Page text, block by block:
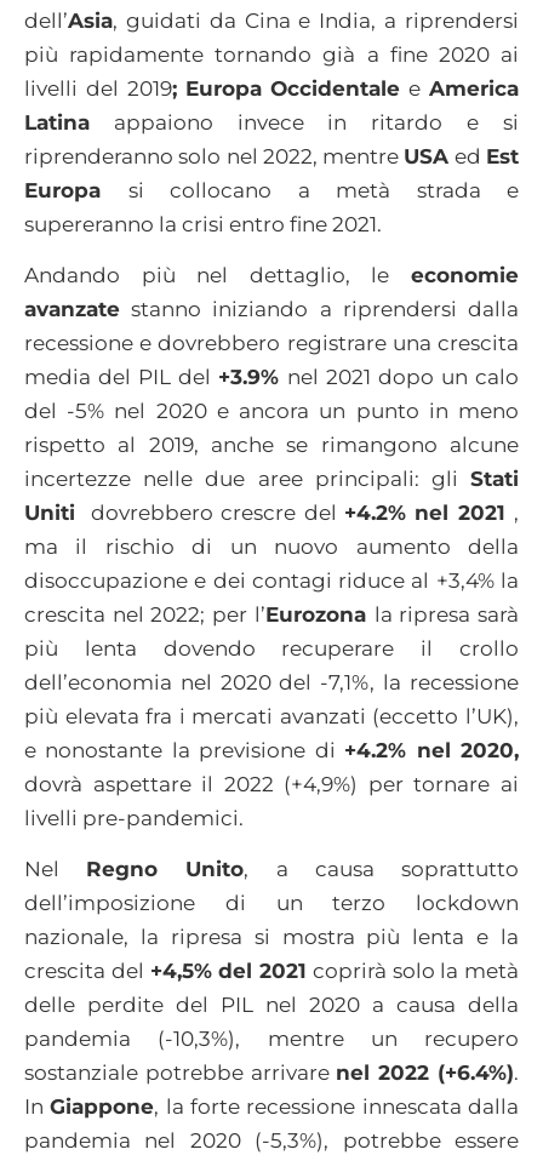
dell’Asia, guidati da Cina e India, a riprendersi
più rapidamente tornando già a fine 2020 ai
livelli del 2019; Europa Occidentale eAmerica
Latina appaiono invece in ritardo e si
riprenderanno solo nel 2022, mentre USA ed Est
Europa si collocano a metà strada e
supereranno la crisi entro fine 2021.
Andando più nel dettaglio, le economie
avanzate stanno iniziando a riprendersi dalla
recessione e dovrebbero registrare una crescita
media del PIL del +3.9% nel 2021 dopo un calo
del -5% nel 2020 e ancora un punto in meno
rispetto al 2019, anche se rimangono alcune
incertezze nelle due aree principali: gli Stati
Uniti dovrebbero crescre del +4.2% nel 2021 ,
ma il rischio di un nuovo aumento della
disoccupazione e dei contagi riduce al +3,4% la
crescita nel 2022; per l’Eurozona la ripresa sarà
più lenta dovendo recuperare il crollo
dell’economia nel 2020 del -7,1%, la recessione
più elevata fra i mercati avanzati (eccetto l’UK),
e nonostante la previsione di +4.2% nel 2020,
dovrà aspettare il 2022 (+4,9%) per tornare ai
livelli pre-pandemici.
Nel Regno Unito, a causa soprattutto
dell’imposizione di un terzo lockdown
nazionale, la ripresa si mostra più lenta e la
crescita del +4,5% del 2021 coprirà solo la metà
delle perdite del PIL nel 2020 a causa della
pandemia (-10,3%), mentre un recupero
sostanziale potrebbe arrivare nel 2022 (+6.4%).
InGiappone, la forte recessione innescata dalla
pandemia nel 2020 (-5,3%), potrebbe essere